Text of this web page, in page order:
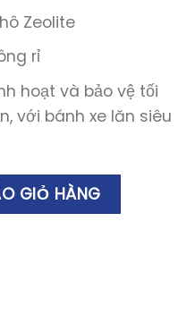
Zeolite
rỉ
hoạt và bảo vệ tối
với bánh xe lăn siêu
Series 8 số lượng
GIỎ HÀNG